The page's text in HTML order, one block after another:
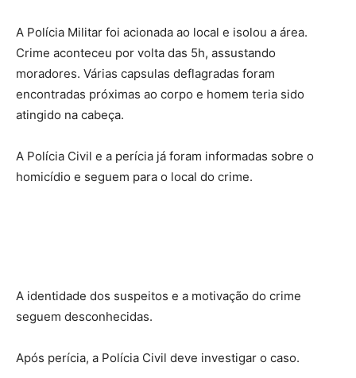
A Polícia Militar foi acionada ao local e isolou a área.
Crime aconteceu por volta das 5h, assustando
moradores. Várias capsulas deflagradas foram
encontradas próximas ao corpo e homem teria sido
atingido na cabeça.
A Polícia Civil e a perícia já foram informadas sobre o
homicídio e seguem para o local do crime.
A identidade dos suspeitos e a motivação do crime
seguem desconhecidas.
Após perícia, a Polícia Civil deve investigar o caso.